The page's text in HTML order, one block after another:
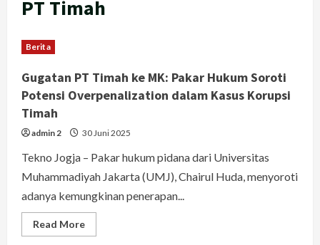
PT Timah
Berita
Gugatan PT Timah ke MK: Pakar Hukum Soroti
Potensi Overpenalization dalam Kasus Korupsi
Timah
admin 2 30 Juni 2025
Tekno Jogja – Pakar hukum pidana dari Universitas
Muhammadiyah Jakarta (UMJ), Chairul Huda, menyoroti
adanya kemungkinan penerapan...
Read MoreRead
more